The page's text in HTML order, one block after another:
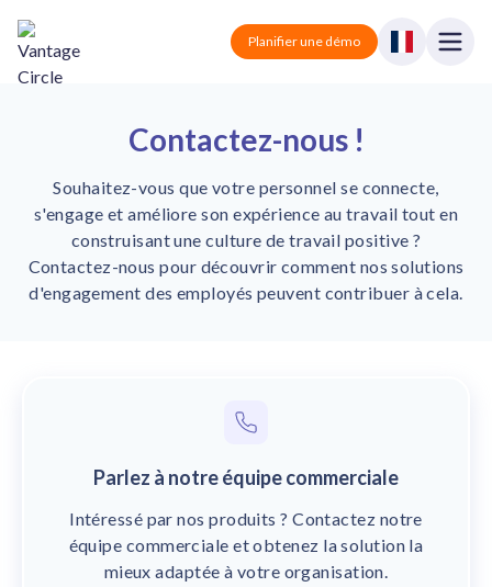
Vantage Circle Planifier une démo
Vantage Rewards
Récompenses et reconnaissance.
Vantage Perks
Avantages et réductions.
Tout-en-un
Intégrations
Intégrations avec votre plateforme HCM/HRIS.
Tarification
Partenaires
Blog
Planifier une démo
Contactez-nous !
Souhaitez-vous que votre personnel se connecte,
s'engage et améliore son expérience au travail tout en
construisant une culture de travail positive ?
Contactez-nous pour découvrir comment nos solutions
d'engagement des employés peuvent contribuer à cela.
Parlez à notre équipe commerciale
Intéressé par nos produits ? Contactez notre
équipe commerciale et obtenez la solution la
mieux adaptée à votre organisation.